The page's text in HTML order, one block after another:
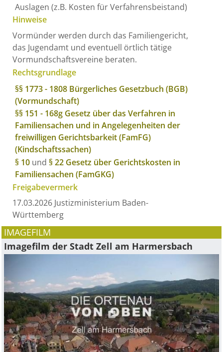
Auslagen (z.B. Kosten für Verfahrensbeistand)
Hinweise
Vormünder werden durch das Familiengericht,
das Jugendamt und eventuell örtlich tätige
Vormundschaftsvereine beraten.
Rechtsgrundlage
§§ 1773 - 1808 Bürgerliches Gesetzbuch (BGB)
(Vormundschaft)
§§ 151 - 168g Gesetz über das Verfahren in
Familiensachen und in Angelegenheiten der
freiwilligen Gerichtsbarkeit (FamFG)
(Kindschaftssachen)
§ 10und § 22 Gesetz über Gerichtskosten in
Familiensachen (FamGKG)
Freigabevermerk
17.03.2026 Justizministerium Baden-
Württemberg
IMAGEFILM
Imagefilm der Stadt Zell am Harmersbach